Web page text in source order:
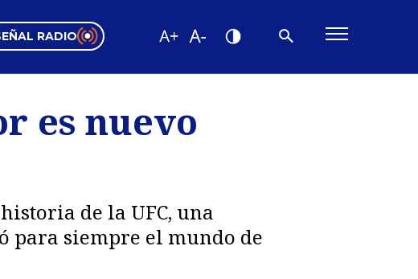
RADIO
Tendencias
es nuevo
de la UFC, una
para siempre el mundo de